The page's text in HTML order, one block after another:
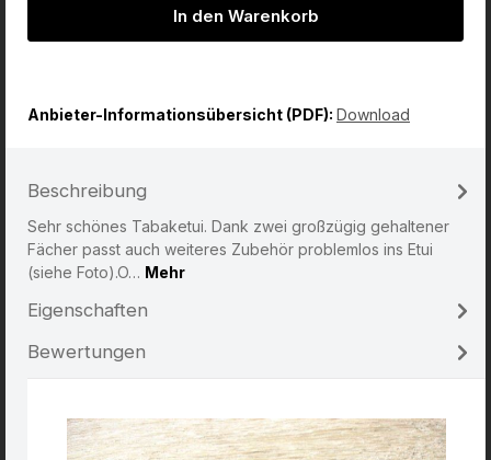
In den Warenkorb
Anbieter-Informationsübersicht (PDF): Download
Beschreibung
Sehr schönes Tabaketui. Dank zwei großzügig gehaltener
Fächer passt auch weiteres Zubehör problemlos ins Etui
(siehe Foto).O… Mehr
Eigenschaften
Bewertungen